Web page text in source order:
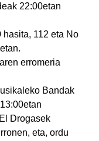
22:00etan
hasita, 112 eta No
erromeria
Bandak
Drogasek
eta, ordu